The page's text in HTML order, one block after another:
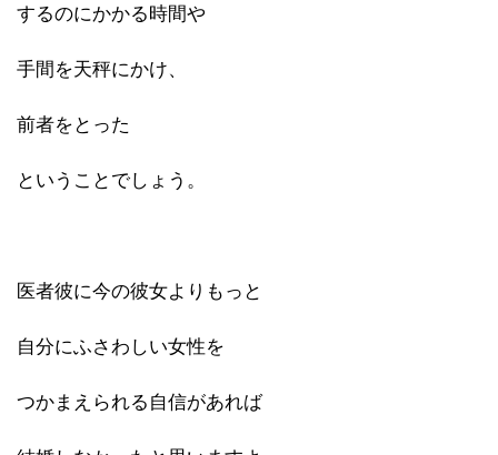
するのにかかる時間や
手間を天秤にかけ、
前者をとった
ということでしょう。
医者彼に今の彼女よりもっと
自分にふさわしい女性を
つかまえられる自信があれば